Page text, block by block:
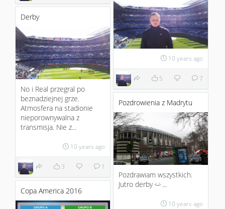
10 years ago
5 7
Derby
No i Real przegral po
beznadziejnej grze.
Atmosfera na stadionie
nieporownywalna z
transmisja. Nie z...
10 years ago
3 1
Pozdrowienia z Madrytu
Pozdrawiam wszystkich.
Jutro derby :) ...
10 years ago
Copa America 2016